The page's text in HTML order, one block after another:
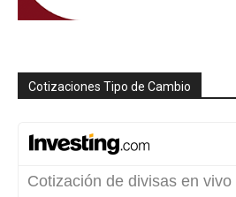
Cotizaciones Tipo de Cambio